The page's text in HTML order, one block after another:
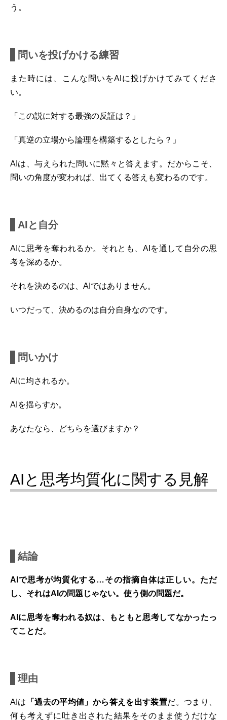
う。
問いを投げかける練習
また時には、こんな問いをAIに投げかけてみてくださ
い。
「この説に対する最強の反証は？」
「真逆の立場から論理を構築するとしたら？」
AIは、与えられた問いに黙々と答えます。だからこそ、
問いの角度が変われば、出てくる答えも変わるのです。
AIと自分
AIに思考を奪われるか。それとも、AIを通して自分の思
考を深めるか。
それを決めるのは、AIではありません。
いつだって、決めるのは自分自身なのです。
問いかけ
AIに均されるか。
AIを揺らすか。
あなたなら、どちらを選びますか？
AIと思考均質化に関する見解
結論
AIで思考が均質化する…その指摘自体は正しい。ただ
し、それはAIの問題じゃない。使う側の問題だ。
AIに思考を奪われる奴は、もともと思考してなかったっ
てことだ。
理由
AIは 「過去の平均値」から答えを出す装置だ。つまり、
何も考えずに吐き出された結果をそのまま使うだけな